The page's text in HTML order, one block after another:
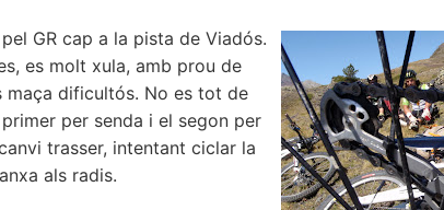
GR cap a la pista de Viadós.
es molt xula, amb prou de
maça dificultós. No es tot de
per senda i el segon per
trasser, intentant ciclar la
als radis.